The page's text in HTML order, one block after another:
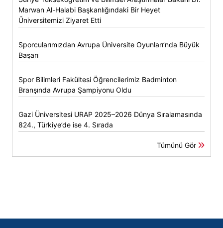
Marwan Al-Halabi Başkanlığındaki Bir Heyet
Üniversitemizi Ziyaret Etti
Sporcularımızdan Avrupa Üniversite Oyunları’nda Büyük
Başarı
Spor Bilimleri Fakültesi Öğrencilerimiz Badminton
Branşında Avrupa Şampiyonu Oldu
Gazi Üniversitesi URAP 2025–2026 Dünya Sıralamasında
824., Türkiye’de ise 4. Sırada
Tümünü Gör